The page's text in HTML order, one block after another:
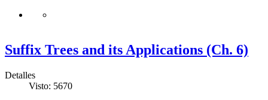
Suffix Trees and its Applications (Ch. 6)
Detalles
Visto: 5670